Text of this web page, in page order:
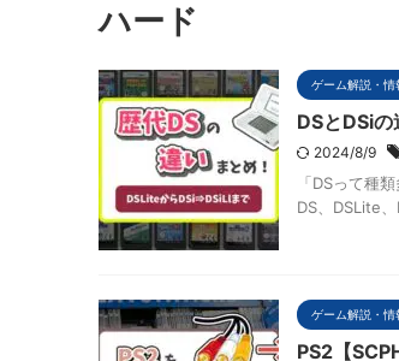
ハード
ゲーム解説・情
DSとDSiの
2024/8/9
「DSって種
DS、DSLite
ゲーム解説・情
PS2【